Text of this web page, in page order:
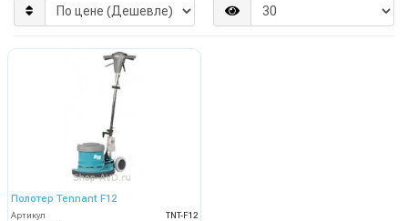
Полотер Tennant F12
Артикул
TNT-F12